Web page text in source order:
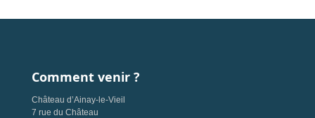
Comment venir ?
Château d’Ainay-le-Vieil
7 rue du Château